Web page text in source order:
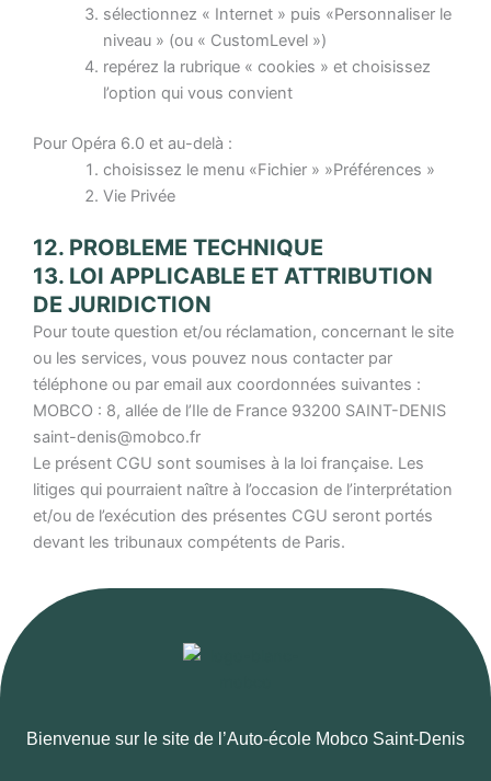
sélectionnez « Internet » puis «Personnaliser le
niveau » (ou « CustomLevel »)
repérez la rubrique « cookies » et choisissez
l’option qui vous convient
Pour Opéra 6.0 et au-delà :
choisissez le menu «Fichier » »Préférences »
Vie Privée
12. PROBLEME TECHNIQUE
13. LOI APPLICABLE ET ATTRIBUTION
DE JURIDICTION
Pour toute question et/ou réclamation, concernant le site
ou les services, vous pouvez nous contacter par
téléphone ou par email aux coordonnées suivantes :
MOBCO : 8, allée de l’Ile de France 93200 SAINT-DENIS
saint-denis@mobco.fr
Le présent CGU sont soumises à la loi française. Les
litiges qui pourraient naître à l’occasion de l’interprétation
et/ou de l’exécution des présentes CGU seront portés
devant les tribunaux compétents de Paris.
Bienvenue sur le site de l’Auto-école Mobco Saint-Denis